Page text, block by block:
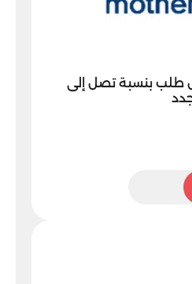
طلب بنسبة تصل إلى